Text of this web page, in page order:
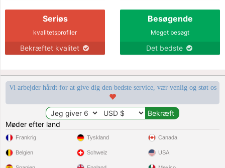
Seriøs
kvalitetsprofiler
Bekræftet kvalitet
Besøgende
Meget besøgt
Det bedste
Vi arbejder hårdt for at give dig den bedste service, vær venlig og støt os
Møder efter land
Frankrig
Belgien
Tyskland
Schweiz
Canada
USA